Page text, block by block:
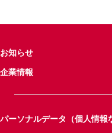
お知らせ
企業情報
パーソナルデータ（個人情報